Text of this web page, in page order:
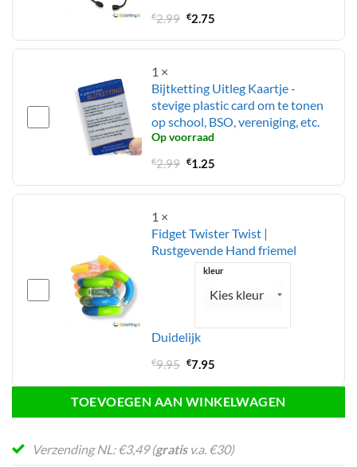
€2.99 Oorspronkelijke
was:
€2.75Huidige
is:
1 ×
Bijtketting Uitleg Kaartje -
stevige plastic card om te tonen
op school, BSO, vereniging, etc.
Op voorraad
€2.99 Oorspronkelijke
was:
€1.25Huidige
is:
1 ×
Fidget Twister Twist |
Rustgevende Hand friemel
kleur
Duidelijk
€9.95 Oorspronkelijke
was:
€9.95.
€7.95Huidige
is:
€7.95.
TOEVOEGEN AAN WINKELWAGEN
Verzending NL: €3,49 (gratisv.a. €30)